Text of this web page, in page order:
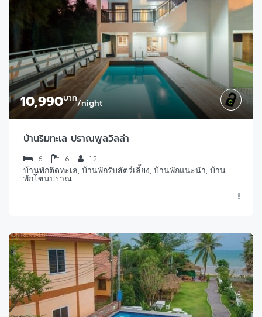
10,990บาท/night
บ้านริมทะเล ปราณพูลวิลล่า
6 6
12
บ้านพักติดทะเล, บ้านพักรับสัตว์เลี้ยง, บ้านพักแนะนำ, บ้าน
พักโซนปราณ